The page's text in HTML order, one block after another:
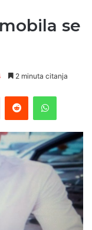
se
2 minuta citanja
PinterestReddit